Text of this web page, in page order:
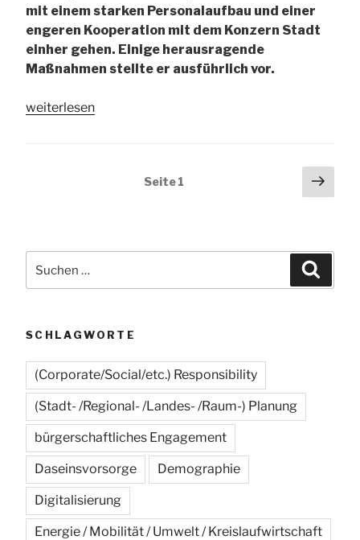
mit einem starken Personalaufbau und einer
engeren Kooperation mit dem Konzern Stadt
einher gehen. Einige herausragende
Maßnahmen stellte er ausführlich vor.
„GfS
wohin
der
weiterlesen
Seitennummerierung
Seite1
nach:
SCHLAGWORTE
(Corporate/Social/etc.) Responsibility
(Stadt- /Regional- /Landes- /Raum-) Planung
bürgerschaftliches Engagement
Daseinsvorsorge Demographie
Digitalisierung
Energie / Mobilität / Umwelt / Kreislaufwirtschaft